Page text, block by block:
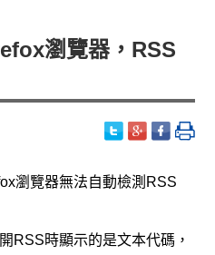
瀏覽器，RSS
瀏覽器無法自動檢測RSS
RSS時顯示的是文本代碼，